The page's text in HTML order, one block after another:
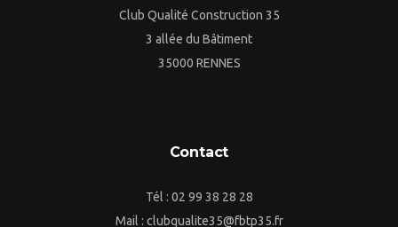
Club Qualité Construction 35
3 allée du Bâtiment
35000 RENNES
Contact
Tél : 02 99 38 28 28
Mail : clubqualite35@fbtp35.fr